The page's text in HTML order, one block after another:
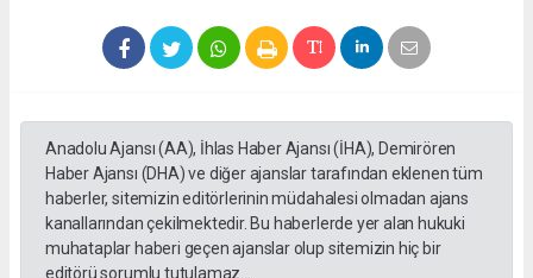
Anadolu Ajansı (AA), İhlas Haber Ajansı (İHA), Demirören
Haber Ajansı (DHA) ve diğer ajanslar tarafından eklenen tüm
haberler, sitemizin editörlerinin müdahalesi olmadan ajans
kanallarından çekilmektedir. Bu haberlerde yer alan hukuki
muhataplar haberi geçen ajanslar olup sitemizin hiç bir
editörü sorumlu tutulamaz...